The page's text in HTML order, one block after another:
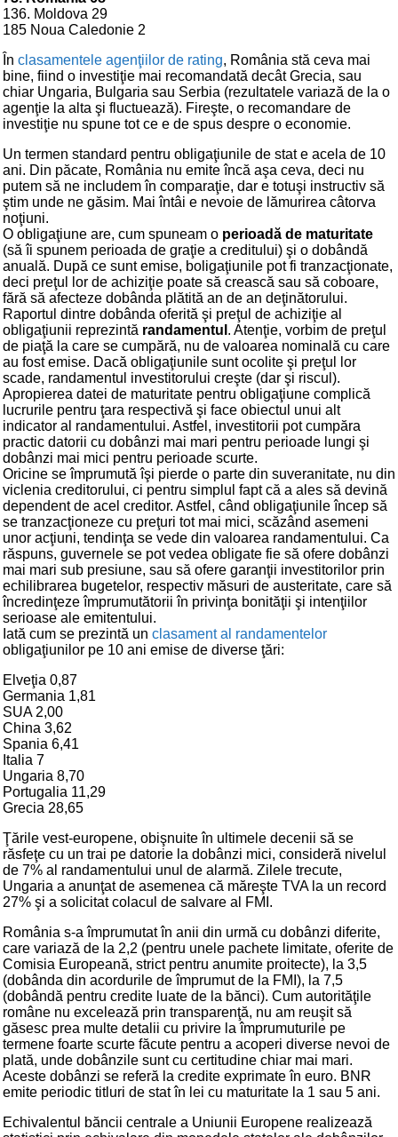
136. Moldova 29
185 Noua Caledonie 2
În clasamentele agenţiilor de rating, România stă ceva mai
bine, fiind o investiţie mai recomandată decât Grecia, sau
chiar Ungaria, Bulgaria sau Serbia (rezultatele variază de la o
agenţie la alta şi fluctuează). Fireşte, o recomandare de
investiţie nu spune tot ce e de spus despre o economie.
Un termen standard pentru obligaţiunile de stat e acela de 10
ani. Din păcate, România nu emite încă aşa ceva, deci nu
putem să ne includem în comparaţie, dar e totuşi instructiv să
ştim unde ne găsim. Mai întâi e nevoie de lămurirea câtorva
noţiuni.
O obligaţiune are, cum spuneam o perioadă de maturitate
(să îi spunem perioada de graţie a creditului) şi o dobândă
anuală. După ce sunt emise, boligaţiunile pot fi tranzacţionate,
deci preţul lor de achiziţie poate să crească sau să coboare,
fără să afecteze dobânda plătită an de an deţinătorului.
Raportul dintre dobânda oferită şi preţul de achiziţie al
obligaţiunii reprezintă randamentul . Atenţie, vorbim de preţul
de piaţă la care se cumpără, nu de valoarea nominală cu care
au fost emise. Dacă obligaţiunile sunt ocolite şi preţul lor
scade, randamentul investitorului creşte (dar şi riscul).
Apropierea datei de maturitate pentru obligaţiune complică
lucrurile pentru ţara respectivă şi face obiectul unui alt
indicator al randamentului. Astfel, investitorii pot cumpăra
practic datorii cu dobânzi mai mari pentru perioade lungi şi
dobânzi mai mici pentru perioade scurte.
Oricine se împrumută îşi pierde o parte din suveranitate, nu din
viclenia creditorului, ci pentru simplul fapt că a ales să devină
dependent de acel creditor. Astfel, când obligaţiunile încep să
se tranzacţioneze cu preţuri tot mai mici, scăzând asemeni
unor acţiuni, tendinţa se vede din valoarea randamentului. Ca
răspuns, guvernele se pot vedea obligate fie să ofere dobânzi
mai mari sub presiune, sau să ofere garanţii investitorilor prin
echilibrarea bugetelor, respectiv măsuri de austeritate, care să
încredinţeze împrumutătorii în privinţa bonităţii şi intenţiilor
serioase ale emitentului.
Iată cum se prezintă un clasament al randamentelor
obligaţiunilor pe 10 ani emise de diverse ţări:
Elveţia 0,87
Germania 1,81
SUA 2,00
China 3,62
Spania 6,41
Italia 7
Ungaria 8,70
Portugalia 11,29
Grecia 28,65
Ţările vest-europene, obişnuite în ultimele decenii să se
răsfeţe cu un trai pe datorie la dobânzi mici, consideră nivelul
de 7% al randamentului unul de alarmă. Zilele trecute,
Ungaria a anunţat de asemenea că măreşte TVA la un record
27% şi a solicitat colacul de salvare al FMI.
România s-a împrumutat în anii din urmă cu dobânzi diferite,
care variază de la 2,2 (pentru unele pachete limitate, oferite de
Comisia Europeană, strict pentru anumite proitecte), la 3,5
(dobânda din acordurile de împrumut de la FMI), la 7,5
(dobândă pentru credite luate de la bănci). Cum autorităţile
române nu excelează prin transparenţă, nu am reuşit să
găsesc prea multe detalii cu privire la împrumuturile pe
termene foarte scurte făcute pentru a acoperi diverse nevoi de
plată, unde dobânzile sunt cu certitudine chiar mai mari.
Aceste dobânzi se referă la credite exprimate în euro. BNR
emite periodic titluri de stat în lei cu maturitate la 1 sau 5 ani.
Echivalentul băncii centrale a Uniunii Europene realizează